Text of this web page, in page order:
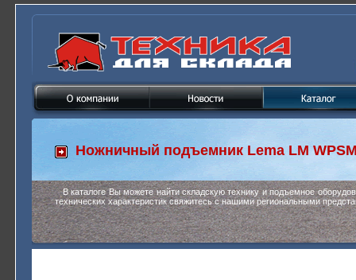
Ножничный подъемник Lema LM
В каталоге Вы можете найти складскую технику и подъемное
технических характеристик свяжитесь с нашими региональными